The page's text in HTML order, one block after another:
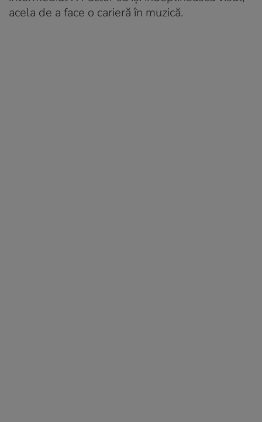
acela de a face o carieră în muzică.